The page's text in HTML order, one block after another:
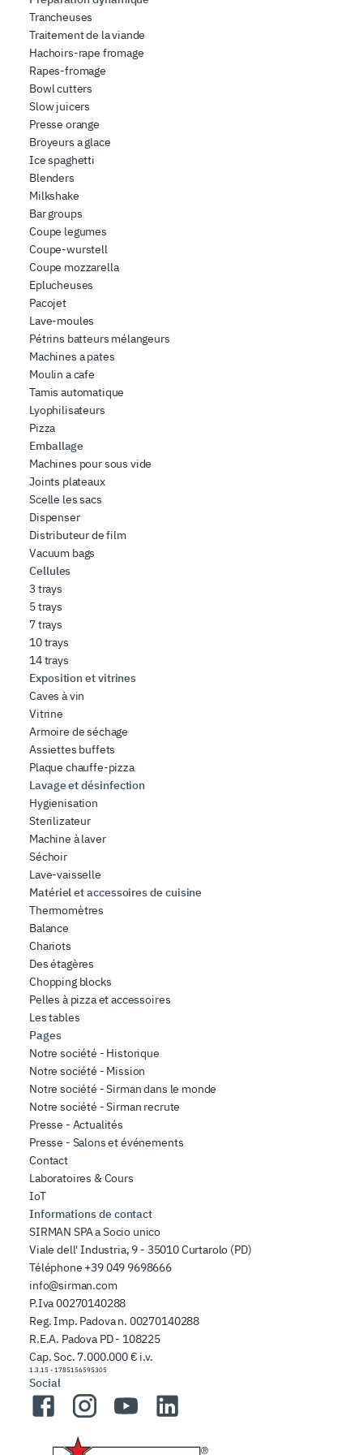
nostro sito con i nostri partner che si occupano di analisi
dei dati web, pubblicità e social media, i quali potrebbero
combinarle con altre informazioni che ha fornito loro o
che hanno raccolto dal suo utilizzo dei loro servizi.
Trancheuses
Traitement de la viande
Hachoirs-rape fromage
Rapes-fromage
Bowl cutters
Slow juicers
Presse orange
Broyeurs a glace
Ice spaghetti
Blenders
Milkshake
Bar groups
Coupe legumes
Coupe-wurstell
Coupe mozzarella
Eplucheuses
Pacojet
Lave-moules
Pétrins batteurs mélangeurs
Machines a pates
Moulin a cafe
Tamis automatique
Lyophilisateurs
Pizza
Emballage
Machines pour sous vide
Joints plateaux
Scelle les sacs
Dispenser
Distributeur de film
Vacuum bags
Cellules
3 trays
5 trays
7 trays
10 trays
14 trays
Exposition et vitrines
Caves à vin
Vitrine
Armoire de séchage
Assiettes buffets
Plaque chauffe-pizza
Lavage et désinfection
Hygienisation
Sterilizateur
Machine à laver
Séchoir
Lave-vaisselle
Matériel et accessoires de cuisine
Thermomètres
Balance
Chariots
Des étagères
Chopping blocks
Pelles à pizza et accessoires
Les tables
Pages
Notre société - Historique
Notre société - Mission
Notre société - Sirman dans le monde
Notre société - Sirman recrute
Presse - Actualités
Presse - Salons et événements
Contact
Laboratoires & Cours
IoT
Informations de contact
SIRMAN SPA a Socio unico
Viale dell' Industria, 9 - 35010 Curtarolo (PD)
Téléphone +39 049 9698666
info@sirman.com
P.Iva 00270140288
Reg. Imp. Padova n. 00270140288
R.E.A. Padova PD - 108225
Cap. Soc. 7.000.000 € i.v.
1.3.15 - 1785156595305
Social
FacebookInstagramYouTubeLinkedIn